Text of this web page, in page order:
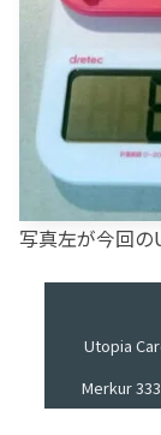
写真左が今回の
Utopia
Merkur